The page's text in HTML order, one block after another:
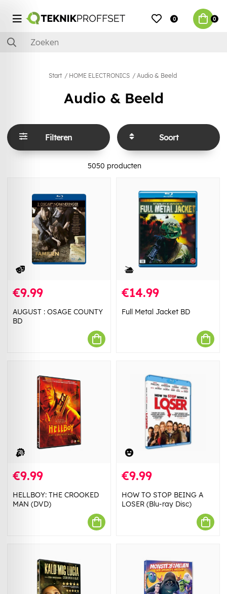
0 0
Start HOME ELECTRONICS Audio & Beeld
Audio & Beeld
Filteren Soort
5050 producten
€9.99
AUGUST : OSAGE COUNTY
BD
€14.99
Full Metal Jacket BD
€9.99
HELLBOY: THE CROOKED
MAN (DVD)
€9.99
HOW TO STOP BEING A
LOSER (Blu-ray Disc)